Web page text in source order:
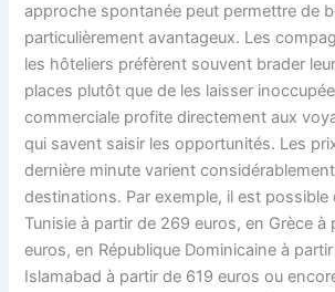
approche spontanée peut permettre de
particulièrement avantageux. Les
les hôteliers préfèrent souvent brader
places plutôt que de les laisser
commerciale profite directement aux
qui savent saisir les opportunités. Les
dernière minute varient
destinations. Par exemple, il est possible
Tunisie à partir de 269 euros, en Grèce à
euros, en République Dominicaine à
Islamabad à partir de 619 euros ou